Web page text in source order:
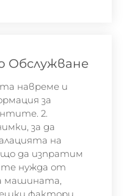
Обслужване
навреме и
за
2.
за да
на
да изпратим
нужда от
машината,